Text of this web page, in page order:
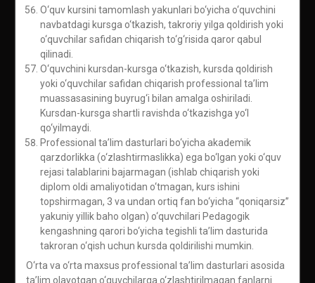
O‘quv kursini tamomlash yakunlari bo‘yicha o‘quvchini
navbatdagi kursga o‘tkazish, takroriy yilga qoldirish yoki
o‘quvchilar safidan chiqarish to‘g‘risida qaror qabul
qilinadi.
O‘quvchini kursdan-kursga o‘tkazish, kursda qoldirish
yoki o‘quvchilar safidan chiqarish professional ta’lim
muassasasining buyrug‘i bilan amalga oshiriladi.
Kursdan-kursga shartli ravishda o‘tkazishga yo‘l
qo‘yilmaydi.
Professional ta’lim dasturlari bo‘yicha akademik
qarzdorlikka (o‘zlashtirmaslikka) ega bo‘lgan yoki o‘quv
rejasi talablarini bajarmagan (ishlab chiqarish yoki
diplom oldi amaliyotidan o‘tmagan, kurs ishini
topshirmagan, 3 va undan ortiq fan bo‘yicha “qoniqarsiz”
yakuniy yillik baho olgan) o‘quvchilari Pedagogik
kengashning qarori bo‘yicha tegishli ta’lim dasturida
takroran o‘qish uchun kursda qoldirilishi mumkin.
O‘rta va o‘rta maxsus professional ta’lim dasturlari asosida
ta’lim olayotgan o‘quvchilarga o‘zlashtirilmagan fanlarni